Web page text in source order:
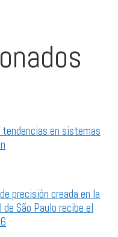
tendencias en sistemas
precisión creada en la
São Paulo recibe el